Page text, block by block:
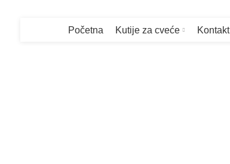
Početna Kutije za cveće Kontakt